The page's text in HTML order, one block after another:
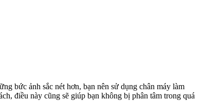
bức ảnh sắc nét hơn, bạn nên sử dụng chân máy làm
điều này cũng sẽ giúp bạn không bị phân tâm trong quá